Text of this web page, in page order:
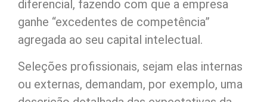
diferencial, fazendo com que a empresa
ganhe “excedentes de competência”
agregada ao seu capital intelectual.
Seleções profissionais, sejam elas internas
ou externas, demandam, por exemplo, uma